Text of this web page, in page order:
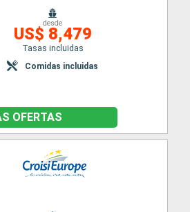
desde
US$ 8,479
Tasas incluidas
Comidas incluidas
OFERTAS